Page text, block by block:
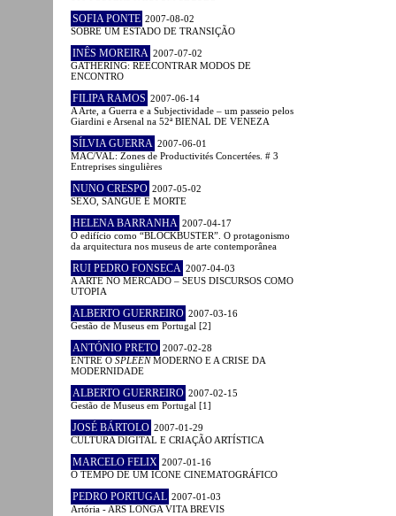
SOFIA PONTE 2007-08-02
SOBRE UM ESTADO DE TRANSIÇÃO
INÊS MOREIRA 2007-07-02
GATHERING: REECONTRAR MODOS DE
ENCONTRO
FILIPA RAMOS 2007-06-14
A Arte, a Guerra e a Subjectividade – um passeio pelos
Giardini e Arsenal na 52ª BIENAL DE VENEZA
SÍLVIA GUERRA 2007-06-01
MAC/VAL: Zones de Productivités Concertées. # 3
Entreprises singulières
NUNO CRESPO 2007-05-02
SEXO, SANGUE E MORTE
HELENA BARRANHA 2007-04-17
O edifício como “BLOCKBUSTER”. O protagonismo
da arquitectura nos museus de arte contemporânea
RUI PEDRO FONSECA 2007-04-03
A ARTE NO MERCADO – SEUS DISCURSOS COMO
UTOPIA
ALBERTO GUERREIRO 2007-03-16
Gestão de Museus em Portugal [2]
ANTÓNIO PRETO 2007-02-28
ENTRE O SPLEENMODERNO E A CRISE DA
MODERNIDADE
ALBERTO GUERREIRO 2007-02-15
Gestão de Museus em Portugal [1]
JOSÉ BÁRTOLO 2007-01-29
CULTURA DIGITAL E CRIAÇÃO ARTÍSTICA
MARCELO FELIX 2007-01-16
O TEMPO DE UM ÍCONE CINEMATOGRÁFICO
PEDRO PORTUGAL 2007-01-03
Artória - ARS LONGA VITA BREVIS